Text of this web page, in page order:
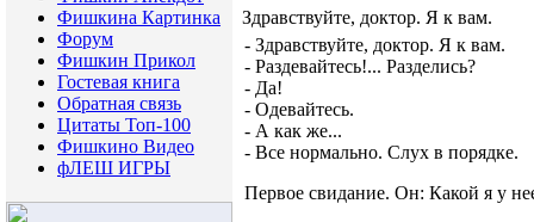
Фишкина Картинка
Форум
Фишкин Прикол
Гостевая книга
Обратная связь
Цитаты Топ-100
Фишкино Видео
фЛЕШ ИГРЫ
Здравствуйте, доктор. Я к вам.
- Здравствуйте, доктор. Я к вам.
- Раздевайтесь!... Разделись?
- Да!
- Одевайтесь.
- А как же...
- Все нормально. Слух в порядке.
Первое свидание. Он: Какой я у